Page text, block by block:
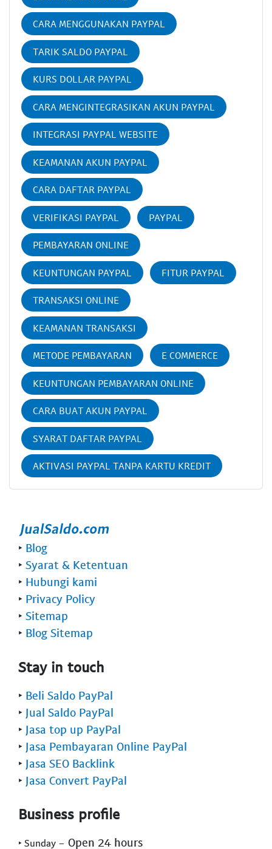
CARA MENGGUNAKAN PAYPAL
TARIK SALDO PAYPAL
KURS DOLLAR PAYPAL
CARA MENGINTEGRASIKAN AKUN PAYPAL
INTEGRASI PAYPAL WEBSITE
KEAMANAN AKUN PAYPAL
CARA DAFTAR PAYPAL
VERIFIKASI PAYPAL PAYPAL
PEMBAYARAN ONLINE
KEUNTUNGAN PAYPAL FITUR PAYPAL
TRANSAKSI ONLINE
KEAMANAN TRANSAKSI
METODE PEMBAYARAN E COMMERCE
KEUNTUNGAN PEMBAYARAN ONLINE
CARA BUAT AKUN PAYPAL
SYARAT DAFTAR PAYPAL
AKTIVASI PAYPAL TANPA KARTU KREDIT
‣ Blog
‣ Syarat & Ketentuan
‣ Hubungi kami
‣ Privacy Policy
‣ Sitemap
‣ Blog Sitemap
Stay in touch
‣ Beli Saldo PayPal
‣ Jual Saldo PayPal
‣ Jasa top up PayPal
‣ Jasa Pembayaran Online PayPal
‣ Jasa SEO Backlink
‣ Jasa Convert PayPal
Business profile
‣ Sunday - Open 24 hours